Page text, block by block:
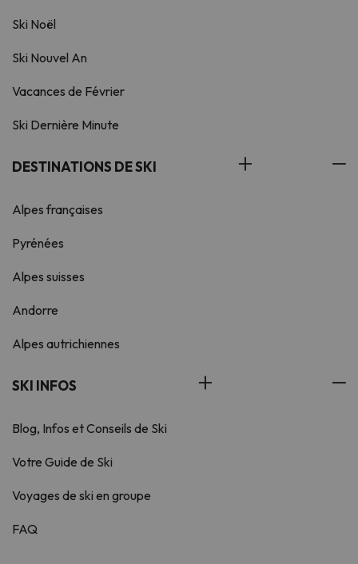
Ski Noël
Ski Nouvel An
Vacances de Février
Ski Dernière Minute
DESTINATIONS DE SKI
Alpes françaises
Pyrénées
Alpes suisses
Andorre
Alpes autrichiennes
SKI INFOS
Blog, Infos et Conseils de Ski
Votre Guide de Ski
Voyages de ski en groupe
FAQ